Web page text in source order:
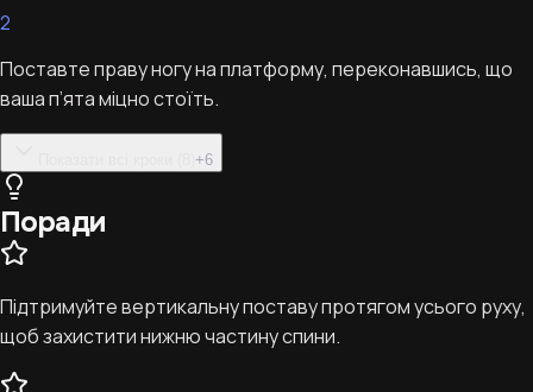
2
Поставте праву ногу на платформу, переконавшись, що
ваша п’ята міцно стоїть.
+6
Поради
Підтримуйте вертикальну поставу протягом усього руху,
щоб захистити нижню частину спини.